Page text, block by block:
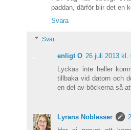
paddan, därför blir det en
Svara
Svar
enligt O 26 juli 2013 kl.
Lyckas inte heller
tillbaka vid datorn och
en del av böckerna så
Lyrans Noblesser